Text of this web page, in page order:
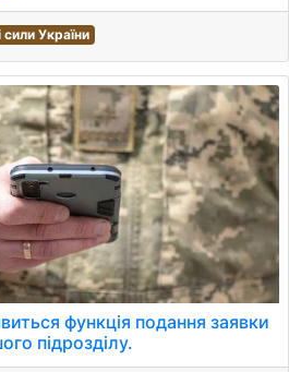
сили України
функція подання заявки
підрозділу.